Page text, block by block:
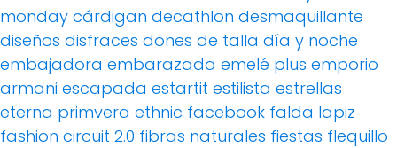
monday cárdigan decathlon desmaquillante
diseños disfraces dones de talla día y noche
embajadora embarazada emelé plus emporio
armani escapada estartit estilista estrellas
eterna primvera ethnic facebook falda lapiz
fashion circuit 2.0 fibras naturales fiestas flequillo